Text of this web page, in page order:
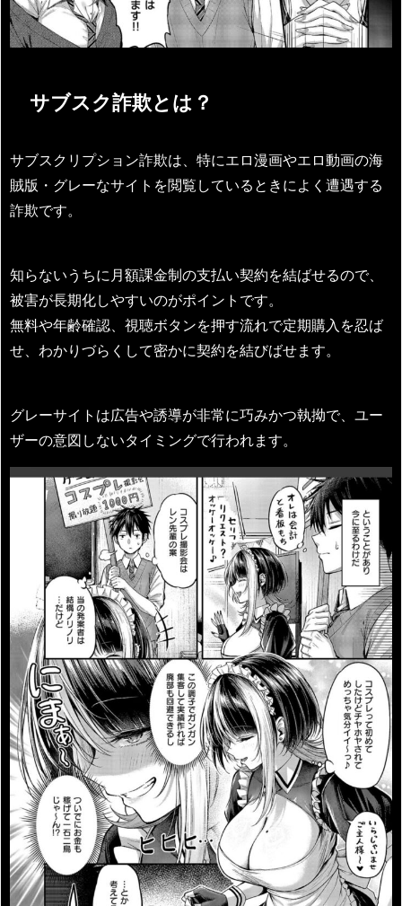
サブスク詐欺とは？
サブスクリプション詐欺は、特にエロ漫画やエロ動画の海
賊版・グレーなサイトを閲覧しているときによく遭遇する
詐欺です。
知らないうちに月額課金制の支払い契約を結ばせるので、
被害が長期化しやすいのがポイントです。
無料や年齢確認、視聴ボタンを押す流れで定期購入を忍ば
せ、わかりづらくして密かに契約を結びばせます。
グレーサイトは広告や誘導が非常に巧みかつ執拗で、ユー
ザーの意図しないタイミングで行われます。